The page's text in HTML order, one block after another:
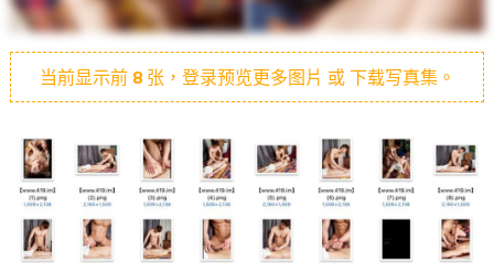
当前显示前 8张，登录预览更多图片 或 下载写真集。